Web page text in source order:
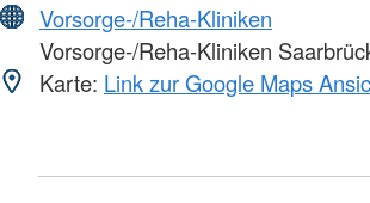
Vorsorge-/Reha-Kliniken
Vorsorge-/Reha-Kliniken
Karte: Link zur Google Maps